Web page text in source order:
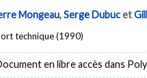
Mongeau,Serge Dubucet
technique (1990)
en libre accès dans